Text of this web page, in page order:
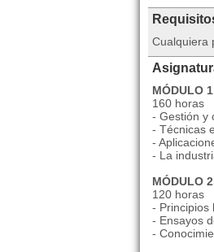
Cualquiera
MÓDULO
160 horas
- Gestión y
- Técnicas
-
- La
MÓDULO
120 horas
- Principios
- Ensayos
-